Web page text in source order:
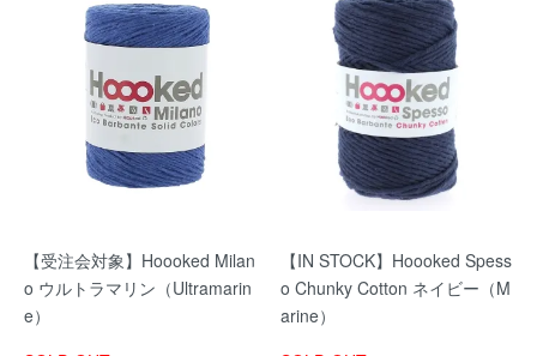
【受注会対象】Hoooked Milan
o ウルトラマリン（Ultramarin
e）
【IN STOCK】Hoooked Spess
o Chunky Cotton ネイビー（M
arine）